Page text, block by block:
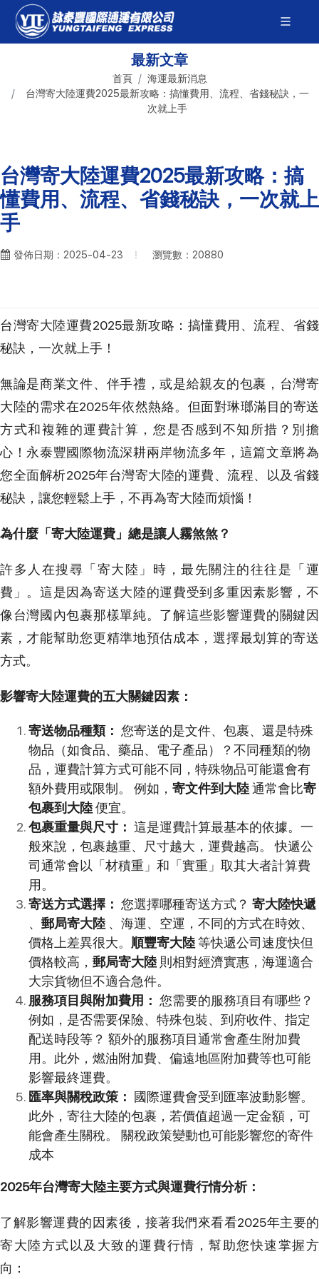
最新文章
首頁
海運最新消息
台灣寄大陸運費2025最新攻略：搞懂費用、流程、省錢秘訣，一
次就上手
台灣寄大陸運費2025最新攻略：搞
懂費用、流程、省錢秘訣，一次就上
手
發佈日期：2025-04-23 瀏覽數：20880
台灣寄大陸運費2025最新攻略：搞懂費用、流程、省錢
秘訣，一次就上手！
無論是商業文件、伴手禮，或是給親友的包裹，台灣寄
大陸的需求在2025年依然熱絡。但面對琳瑯滿目的寄送
方式和複雜的運費計算，您是否感到不知所措？別擔
心！永泰豐國際物流深耕兩岸物流多年，這篇文章將為
您全面解析2025年台灣寄大陸的運費、流程、以及省錢
秘訣，讓您輕鬆上手，不再為寄大陸而煩惱！
為什麼「寄大陸運費」總是讓人霧煞煞？
許多人在搜尋「寄大陸」時，最先關注的往往是「運
費」。這是因為寄送大陸的運費受到多重因素影響，不
像台灣國內包裹那樣單純。了解這些影響運費的關鍵因
素，才能幫助您更精準地預估成本，選擇最划算的寄送
方式。
影響寄大陸運費的五大關鍵因素：
寄送物品種類： 您寄送的是文件、包裹、還是特殊
物品（如食品、藥品、電子產品）？不同種類的物
品，運費計算方式可能不同，特殊物品可能還會有
額外費用或限制。 例如， 寄文件到大陸通常會比寄
包裹到大陸便宜。
包裹重量與尺寸： 這是運費計算最基本的依據。一
般來說，包裹越重、尺寸越大，運費越高。 快遞公
司通常會以「材積重」和「實重」取其大者計算費
用。
寄送方式選擇： 您選擇哪種寄送方式？ 寄大陸快遞
、 郵局寄大陸 、海運、空運，不同的方式在時效、
價格上差異很大。 順豐寄大陸等快遞公司速度快但
價格較高， 郵局寄大陸 則相對經濟實惠，海運適合
大宗貨物但不適合急件。
服務項目與附加費用： 您需要的服務項目有哪些？
例如，是否需要保險、特殊包裝、到府收件、指定
配送時段等？ 額外的服務項目通常會產生附加費
用。此外，燃油附加費、偏遠地區附加費等也可能
影響最終運費。
匯率與關稅政策：
國際運費會受到匯率波動影響。
此外，寄往大陸的包裹，若價值超過一定金額，可
能會產生關稅。 關稅政策變動也可能影響您的寄件
成本
2025年台灣寄大陸主要方式與運費行情分析：
了解影響運費的因素後，接著我們來看看2025年主要的
寄大陸方式以及大致的運費行情，幫助您快速掌握方
向：